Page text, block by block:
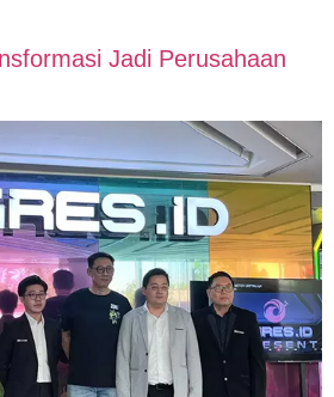
Jadi Perusahaan